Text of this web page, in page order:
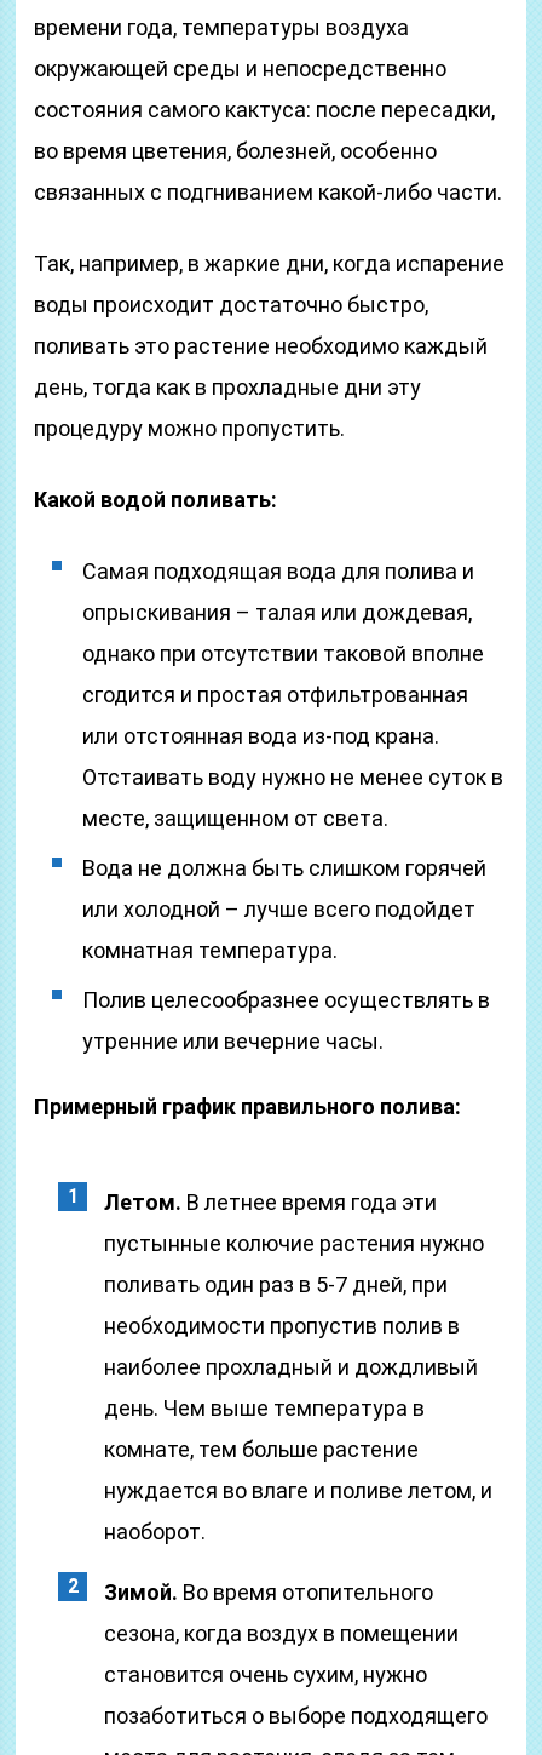
времени года, температуры воздуха
окружающей среды и непосредственно
состояния самого кактуса: после пересадки,
во время цветения, болезней, особенно
связанных с подгниванием какой-либо части.
Так, например, в жаркие дни, когда испарение
воды происходит достаточно быстро,
поливать это растение необходимо каждый
день, тогда как в прохладные дни эту
процедуру можно пропустить.
Какой водой поливать:
Самая подходящая вода для полива и
опрыскивания – талая или дождевая,
однако при отсутствии таковой вполне
сгодится и простая отфильтрованная
или отстоянная вода из-под крана.
Отстаивать воду нужно не менее суток в
месте, защищенном от света.
Вода не должна быть слишком горячей
или холодной – лучше всего подойдет
комнатная температура.
Полив целесообразнее осуществлять в
утренние или вечерние часы.
Примерный график правильного полива:
Летом. В летнее время года эти
пустынные колючие растения нужно
поливать один раз в 5-7 дней, при
необходимости пропустив полив в
наиболее прохладный и дождливый
день. Чем выше температура в
комнате, тем больше растение
нуждается во влаге и поливе летом, и
наоборот.
Зимой. Во время отопительного
сезона, когда воздух в помещении
становится очень сухим, нужно
позаботиться о выборе подходящего